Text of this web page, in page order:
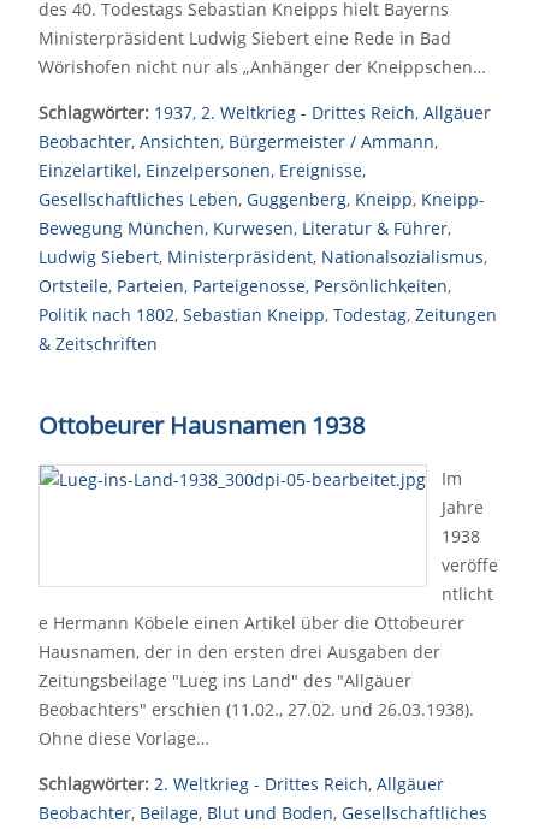
des 40. Todestags Sebastian Kneipps hielt Bayerns
Ministerpräsident Ludwig Siebert eine Rede in Bad
Wörishofen nicht nur als „Anhänger der Kneippschen…
Schlagwörter: 1937, 2. Weltkrieg - Drittes Reich, Allgäuer
Beobachter, Ansichten, Bürgermeister / Ammann,
Einzelartikel, Einzelpersonen, Ereignisse,
Gesellschaftliches Leben, Guggenberg, Kneipp, Kneipp-
Bewegung München, Kurwesen, Literatur & Führer,
Ludwig Siebert, Ministerpräsident, Nationalsozialismus,
Ortsteile, Parteien, Parteigenosse, Persönlichkeiten,
Politik nach 1802, Sebastian Kneipp, Todestag, Zeitungen
& Zeitschriften
Ottobeurer Hausnamen 1938
Im
Jahre
1938
veröffe
ntlicht
e Hermann Köbele einen Artikel über die Ottobeurer
Hausnamen, der in den ersten drei Ausgaben der
Zeitungsbeilage "Lueg ins Land" des "Allgäuer
Beobachters" erschien (11.02., 27.02. und 26.03.1938).
Ohne diese Vorlage…
Schlagwörter: 2. Weltkrieg - Drittes Reich, Allgäuer
Beobachter, Beilage, Blut und Boden, Gesellschaftliches